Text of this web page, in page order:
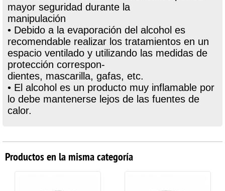
mayor seguridad durante la
manipulación
• Debido a la evaporación del alcohol es
recomendable realizar los tratamientos en un
espacio ventilado y utilizando las medidas de
protección correspon-
dientes, mascarilla, gafas, etc.
• El alcohol es un producto muy inflamable por
lo debe mantenerse lejos de las fuentes de
calor.
Productos en la misma categoría